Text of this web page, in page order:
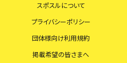
スポスルについて
プライバシーポリシー
団体様向け利用規約
掲載希望の皆さまへ